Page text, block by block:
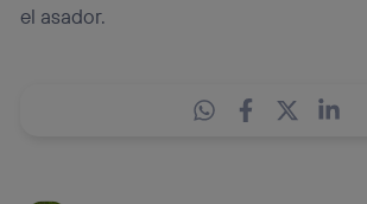
el asador.